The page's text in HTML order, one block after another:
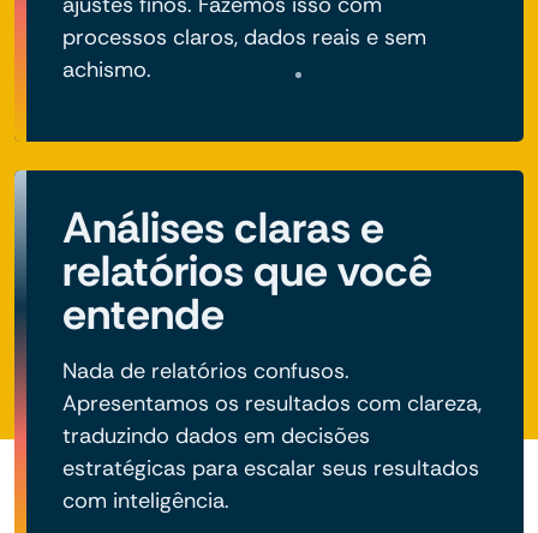
processos claros, dados reais e sem
achismo.
Análises claras e
relatórios que você
entende
Nada de relatórios confusos.
Apresentamos os resultados com clareza,
traduzindo dados em decisões
estratégicas para escalar seus resultados
com inteligência.